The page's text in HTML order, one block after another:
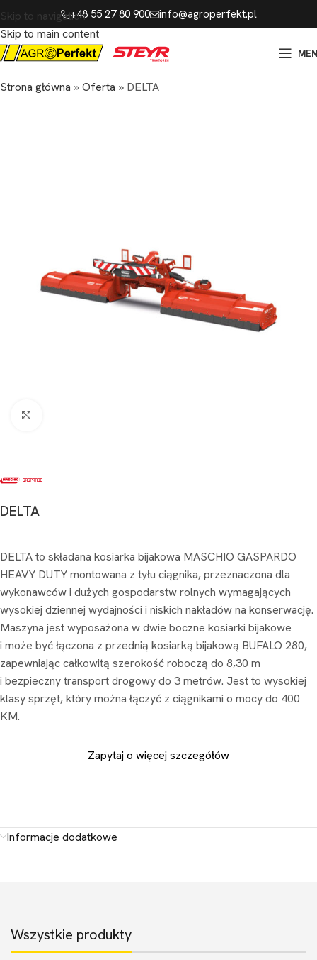
Skip to navigation
Skip to main content
+48 55 27 80 900 info@agroperfekt.pl
Strona główna »Oferta » DELTA
DELTA
DELTA to składana kosiarka bijakowa MASCHIO GASPARDO
HEAVY DUTY montowana z tyłu ciągnika, przeznaczona dla
wykonawców i dużych gospodarstw rolnych wymagających
wysokiej dziennej wydajności i niskich nakładów na konserwację.
Maszyna jest wyposażona w dwie boczne kosiarki bijakowe
i może być łączona z przednią kosiarką bijakową BUFALO 280,
zapewniając całkowitą szerokość roboczą do 8,30 m
i bezpieczny transport drogowy do 3 metrów. Jest to wysokiej
klasy sprzęt, który można łączyć z ciągnikami o mocy do 400
KM.
Zapytaj o więcej szczegółów
Informacje dodatkowe
Wszystkie produkty